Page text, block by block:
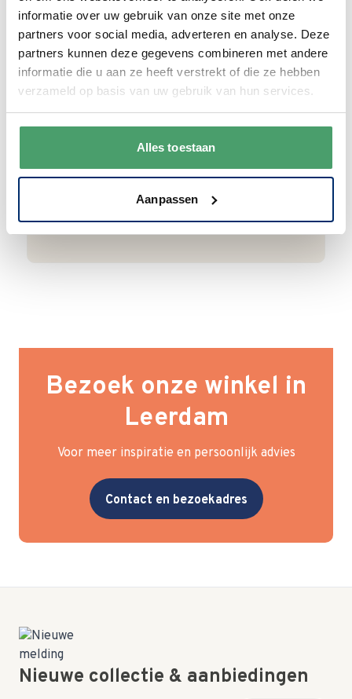
informatie over uw gebruik van onze site met onze
partners voor social media, adverteren en analyse. Deze
partners kunnen deze gegevens combineren met andere
informatie die u aan ze heeft verstrekt of die ze hebben
verzameld op basis van uw gebruik van hun services.
Alles toestaan
Aanpassen
Goede waardering
We krijgen een goede waardering van Onze
klanten. 9+ gemiddeld.
Bezoek onze winkel in
Leerdam
Voor meer inspiratie en persoonlijk advies
Contact en bezoekadres
Nieuwe collectie & aanbiedingen